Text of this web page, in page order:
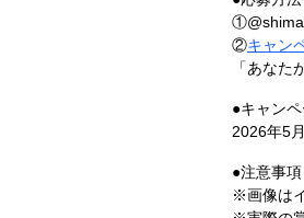
②キャン
「あな
●キャン
2026年5
●注意事項
※画像は